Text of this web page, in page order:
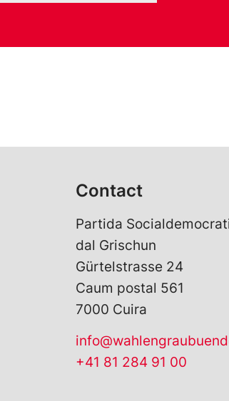
Contact
Partida
dal Grischun
Gürtelstrasse 24
Caum postal 561
7000 Cuira
+41 81 284 91 00